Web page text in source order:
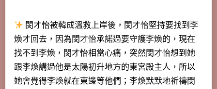
閔才怡被韓成溫救上岸後，閔才怡堅持要找到李
煥才回去，因為閔才怡承諾過要守護李煥的，現在
找不到李煥，閔才怡相當心痛，突然閔才怡想到她
跟李煥講過他是太陽初升地方的東宮殿主人，所以
她會覺得李煥就在東邊等他們；李煥默默地祈禱閔